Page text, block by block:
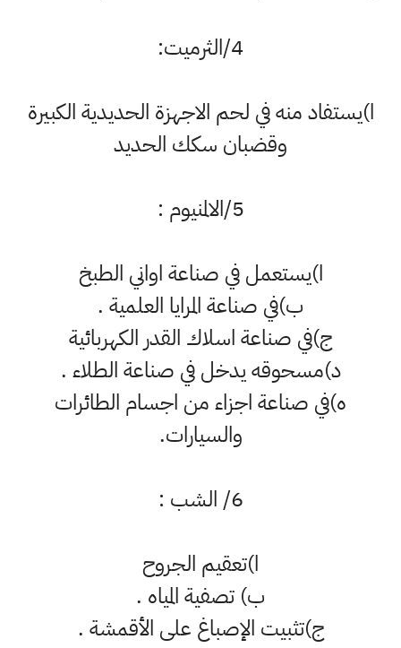
4/الثرميت:
ا)يستفاد منه في لحم الاجهزة الحديدية الكبيرة
وقضبان سكك الحديد
5/الالمنيوم :
ا)يستعمل في صناعة اواني الطبخ
ب)في صناعة المرايا العلمية .
ج)في صناعة اسلاك القدر الكهربائية
د)مسحوقه يدخل في صناعة الطلاء .
ه)في صناعة اجزاء من اجسام الطائرات
والسيارات.
6/ الشب :
ا)تعقيم الجروح
ب) تصفية المياه .
ج)تثبيت الإصباغ على الأقمشة .